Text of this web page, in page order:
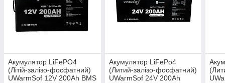
Акумулятор LiFePO4
(Літій-залізо-фосфатний)
UWarmSof 12V 200Ah BMS
Акумулятор LiFePo4
(Литий-залізо-фосфатний)
UWarmSof 24V 200Ah